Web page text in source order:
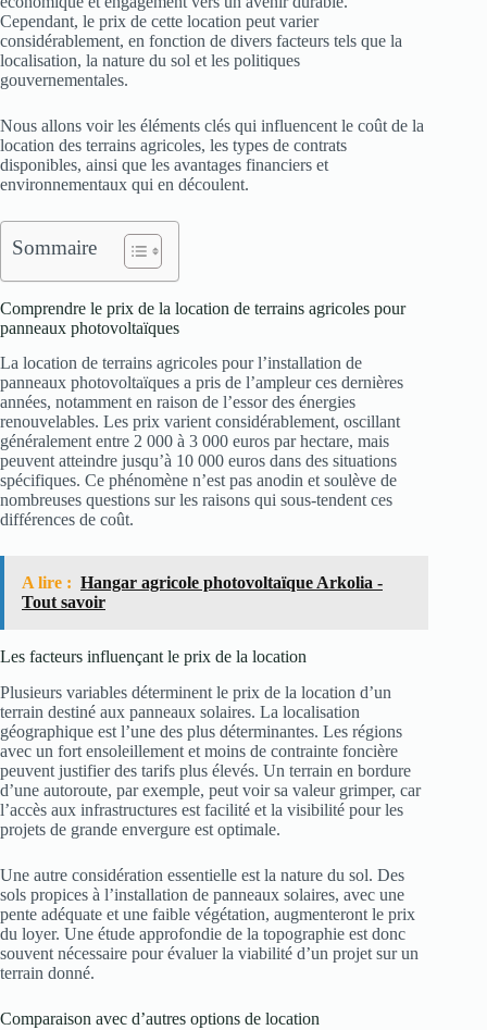
Cependant, le prix de cette location peut varier
considérablement, en fonction de divers facteurs tels que la
localisation, la nature du sol et les politiques
gouvernementales.
Nous allons voir les éléments clés qui influencent le coût de la
location des terrains agricoles, les types de contrats
disponibles, ainsi que les avantages financiers et
environnementaux qui en découlent.
Sommaire
Comprendre le prix de la location de terrains agricoles pour
panneaux photovoltaïques
La location de terrains agricoles pour l’installation de
panneaux photovoltaïques a pris de l’ampleur ces dernières
années, notamment en raison de l’essor des énergies
renouvelables. Les prix varient considérablement, oscillant
généralement entre 2 000 à 3 000 euros par hectare, mais
peuvent atteindre jusqu’à 10 000 euros dans des situations
spécifiques. Ce phénomène n’est pas anodin et soulève de
nombreuses questions sur les raisons qui sous-tendent ces
différences de coût.
A lire : Hangar agricole photovoltaïque Arkolia -
Tout savoir
Les facteurs influençant le prix de la location
Plusieurs variables déterminent le prix de la location d’un
terrain destiné aux panneaux solaires. La localisation
géographique est l’une des plus déterminantes. Les régions
avec un fort ensoleillement et moins de contrainte foncière
peuvent justifier des tarifs plus élevés. Un terrain en bordure
d’une autoroute, par exemple, peut voir sa valeur grimper, car
l’accès aux infrastructures est facilité et la visibilité pour les
projets de grande envergure est optimale.
Une autre considération essentielle est la nature du sol. Des
sols propices à l’installation de panneaux solaires, avec une
pente adéquate et une faible végétation, augmenteront le prix
du loyer. Une étude approfondie de la topographie est donc
souvent nécessaire pour évaluer la viabilité d’un projet sur un
terrain donné.
Comparaison avec d’autres options de location